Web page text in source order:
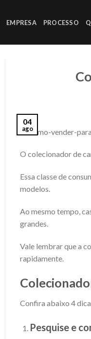
EMPRESA PROCESSO
04
ago
O colecionador de
Essa classe de
modelos.
Ao mesmo tempo,
grandes.
Vale lembrar que a
rapidamente.
Confira abaixo 4
Pesquise e